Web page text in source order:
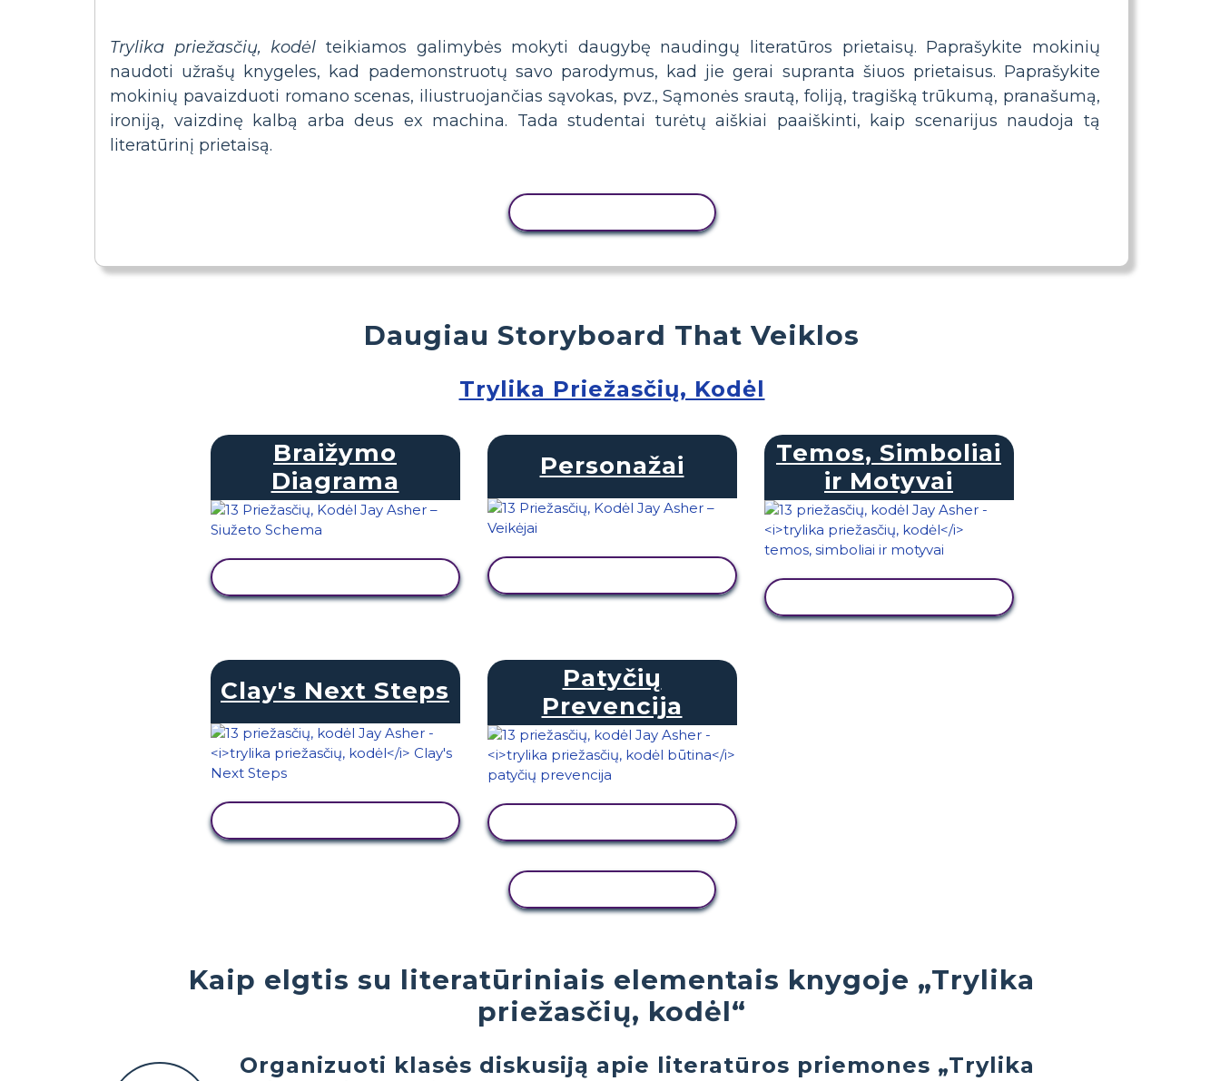
Trylika priežasčių, kodėl teikiamos galimybės mokyti daugybę naudingų literatūros prietaisų. Paprašykite mokinių
naudoti užrašų knygeles, kad pademonstruotų savo parodymus, kad jie gerai supranta šiuos prietaisus. Paprašykite
mokinių pavaizduoti romano scenas, iliustruojančias sąvokas, pvz., Sąmonės srautą, foliją, tragišką trūkumą, pranašumą,
ironiją, vaizdinę kalbą arba deus ex machina. Tada studentai turėtų aiškiai paaiškinti, kaip scenarijus naudoja tą
literatūrinį prietaisą.
Kaip elgtis su literatūriniais elementais knygoje „Trylika
priežasčių, kodėl“
Organizuoti klasės diskusiją apie literatūros priemones „Trylika
Daugiau Storyboard That Veiklos
Trylika Priežasčių, Kodėl
Braižymo
Diagrama
Personažai
Temos, Simboliai
ir Motyvai
Clay's Next Steps
Patyčių
Prevencija